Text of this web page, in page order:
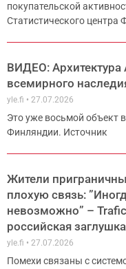
покупательской
Статистического центра
ВИДЕО: Архитектура
всемирного
yle.fi 27.07.2026
Это уже восьмой объект
Финляндии. Источник
Жители
плохую связь:
невозможно” –
российская заглушка
yle.fi 27.07.2026
Помехи связаны с